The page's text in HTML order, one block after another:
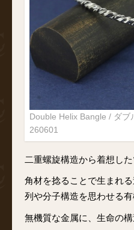
Double Helix Bangle / ダブ
260601
二重螺旋構造から着想した
角材を捻ることで生まれ
列や分子構造を思わせる
無機質な金属に、生命の構